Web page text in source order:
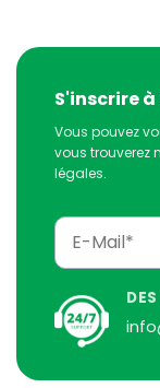
S'inscrire
Vous pouvez
vous trouverez
légales.